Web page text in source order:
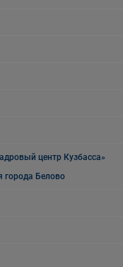
центр Кузбасса»
города Белово